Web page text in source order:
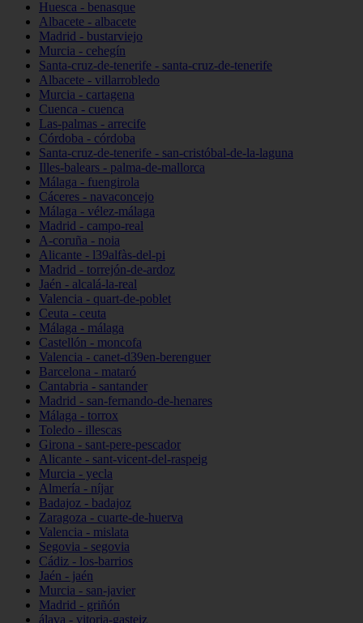
Huesca - benasque
Albacete - albacete
Madrid - bustarviejo
Murcia - cehegín
Santa-cruz-de-tenerife - santa-cruz-de-tenerife
Albacete - villarrobledo
Murcia - cartagena
Cuenca - cuenca
Las-palmas - arrecife
Córdoba - córdoba
Santa-cruz-de-tenerife - san-cristóbal-de-la-laguna
Illes-balears - palma-de-mallorca
Málaga - fuengirola
Cáceres - navaconcejo
Málaga - vélez-málaga
Madrid - campo-real
A-coruña - noia
Alicante - l39alfàs-del-pi
Madrid - torrejón-de-ardoz
Jaén - alcalá-la-real
Valencia - quart-de-poblet
Ceuta - ceuta
Málaga - málaga
Castellón - moncofa
Valencia - canet-d39en-berenguer
Barcelona - mataró
Cantabria - santander
Madrid - san-fernando-de-henares
Málaga - torrox
Toledo - illescas
Girona - sant-pere-pescador
Alicante - sant-vicent-del-raspeig
Murcia - yecla
Almería - níjar
Badajoz - badajoz
Zaragoza - cuarte-de-huerva
Valencia - mislata
Segovia - segovia
Cádiz - los-barrios
Jaén - jaén
Murcia - san-javier
Madrid - griñón
álava - vitoria-gasteiz